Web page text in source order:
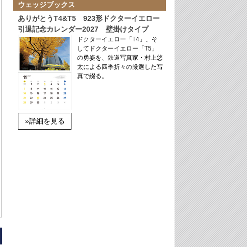
ウェッジブックス
ありがとうT4&T5 923形ドクターイエロー
引退記念カレンダー2027 壁掛けタイプ
»詳細を見る
ドクターイエロー「T4」、そ
してドクターイエロー「T5」
の勇姿を、鉄道写真家・村上悠
太による四季折々の厳選した写
真で綴る。